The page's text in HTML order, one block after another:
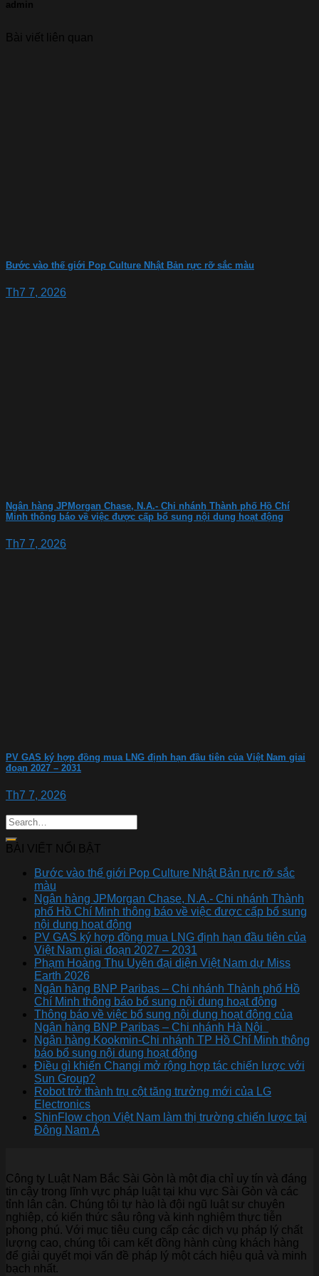
admin
Bài viết liên quan
Bước vào thế giới Pop Culture Nhật Bản rực rỡ sắc màu
Th7 7, 2026
Ngân hàng JPMorgan Chase, N.A.- Chi nhánh Thành phố Hồ Chí
Minh thông báo về việc được cấp bổ sung nội dung hoạt động
Th7 7, 2026
PV GAS ký hợp đồng mua LNG định hạn đầu tiên của Việt Nam giai
đoạn 2027 – 2031
Th7 7, 2026
BÀI VIẾT NỔI BẬT
Bước vào thế giới Pop Culture Nhật Bản rực rỡ sắc
màu
Ngân hàng JPMorgan Chase, N.A.- Chi nhánh Thành
phố Hồ Chí Minh thông báo về việc được cấp bổ sung
nội dung hoạt động
PV GAS ký hợp đồng mua LNG định hạn đầu tiên của
Việt Nam giai đoạn 2027 – 2031
Phạm Hoàng Thu Uyên đại diện Việt Nam dự Miss
Earth 2026
Ngân hàng BNP Paribas – Chi nhánh Thành phố Hồ
Chí Minh thông báo bổ sung nội dung hoạt động
Thông báo về việc bổ sung nội dung hoạt động của
Ngân hàng BNP Paribas – Chi nhánh Hà Nội
Ngân hàng Kookmin-Chi nhánh TP Hồ Chí Minh thông
báo bổ sung nội dung hoạt động
Điều gì khiến Changi mở rộng hợp tác chiến lược với
Sun Group?
Robot trở thành trụ cột tăng trưởng mới của LG
Electronics
ShinFlow chọn Việt Nam làm thị trường chiến lược tại
Đông Nam Á
Công ty Luật Nam Bắc Sài Gòn là một địa chỉ uy tín và đáng
tin cậy trong lĩnh vực pháp luật tại khu vực Sài Gòn và các
tỉnh lân cận. Chúng tôi tự hào là đội ngũ luật sư chuyên
nghiệp, có kiến thức sâu rộng và kinh nghiệm thực tiễn
phong phú. Với mục tiêu cung cấp các dịch vụ pháp lý chất
lượng cao, chúng tôi cam kết đồng hành cùng khách hàng
để giải quyết mọi vấn đề pháp lý một cách hiệu quả và minh
bạch nhất.